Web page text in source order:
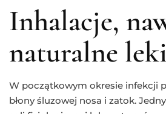
Inhalacje,
naturalne
W początkowym okresie infekcji
błony śluzowej nosa i zatok.